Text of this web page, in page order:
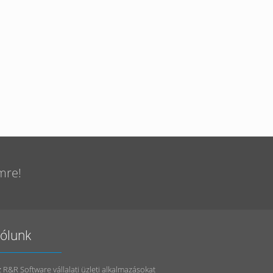
R&R Software vállalati üzleti alkalmazásokat